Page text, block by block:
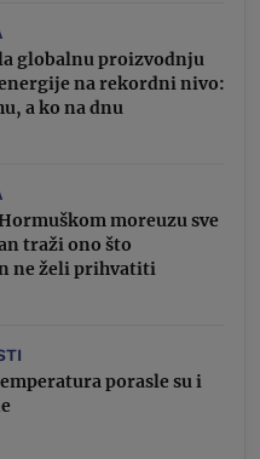
globalnu proizvodnju
na rekordni nivo:
a ko na dnu
moreuzu sve
traži ono što
ne želi prihvatiti
porasle su i